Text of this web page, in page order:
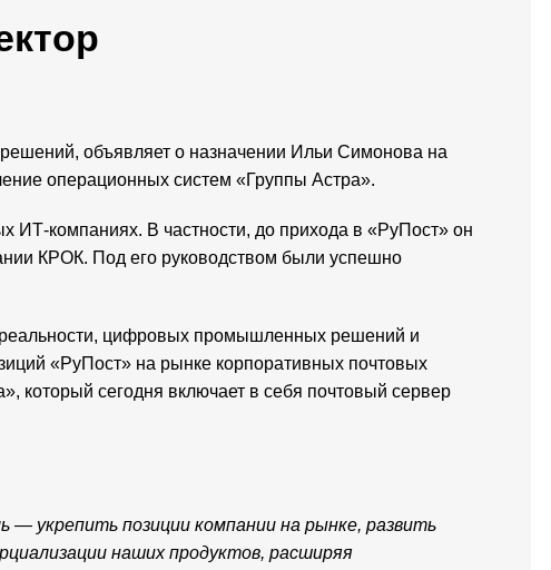
объявляет о назначении Ильи Симонова на
операционных систем «Группы Астра».
ИТ-компаниях. В частности, до прихода в «РуПост» он
КРОК. Под его руководством были успешно
реальности, цифровых промышленных решений и
«РуПост» на рынке корпоративных почтовых
который сегодня включает в себя почтовый сервер
укрепить позиции компании на рынке, развить
наших продуктов, расширяя